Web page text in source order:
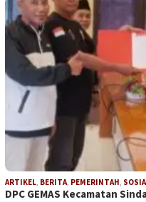
ARTIKEL, BERITA, PEMERINTAH,
DPC GEMAS Kecamatan